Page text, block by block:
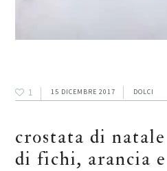
1 15 DICEMBRE 2017 DOLCI
crostata di
di fichi, arancia